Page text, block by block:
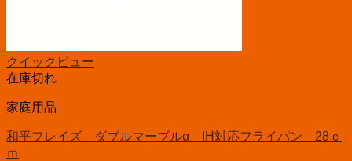
クイックビュー
在庫切れ
家庭用品
和平フレイズ ダブルマーブルα IH対応フライパン 28ｃ
ｍ